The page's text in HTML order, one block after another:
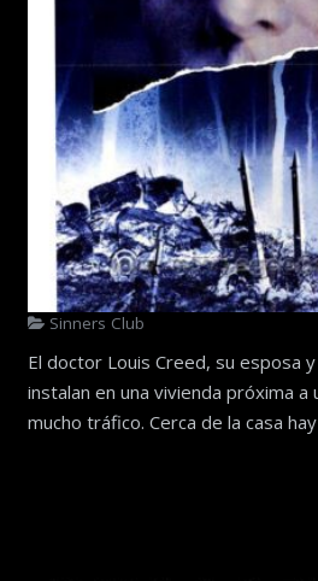
Sinners Club
El doctor Louis Creed, su esposa
instalan en una vivienda próxima a
mucho tráfico. Cerca de la casa